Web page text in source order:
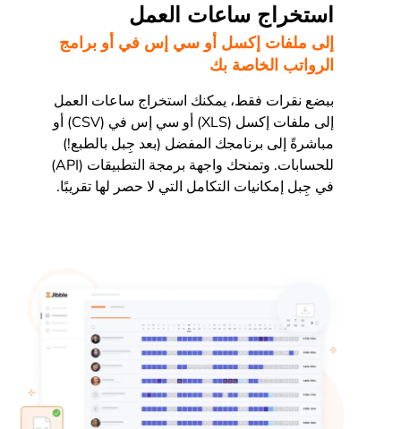
استخراج ساعات العمل
إلى ملفات إكسل أو سي إس في أو برامج
الرواتب الخاصة بك
ببضع نقرات فقط، يمكنك استخراج ساعات العمل
إلى ملفات إكسل (XLS) أو سي إس في (CSV) أو
مباشرةً إلى برنامجك المفضل (بعد جِبل بالطبع!)
للحسابات. وتمنحك واجهة برمجة التطبيقات (API)
في جِبل إمكانيات التكامل التي لا حصر لها تقريبًا.